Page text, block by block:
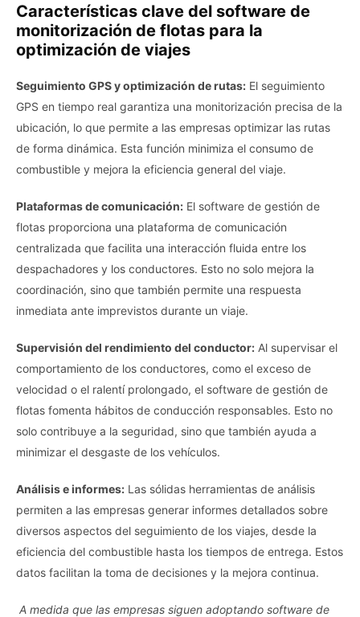
Características clave del software de
monitorización de flotas para la
optimización de viajes
Seguimiento GPS y optimización de rutas: El seguimiento
GPS en tiempo real garantiza una monitorización precisa de la
ubicación, lo que permite a las empresas optimizar las rutas
de forma dinámica. Esta función minimiza el consumo de
combustible y mejora la eficiencia general del viaje.
Plataformas de comunicación: El software de gestión de
flotas proporciona una plataforma de comunicación
centralizada que facilita una interacción fluida entre los
despachadores y los conductores. Esto no solo mejora la
coordinación, sino que también permite una respuesta
inmediata ante imprevistos durante un viaje.
Supervisión del rendimiento del conductor: Al supervisar el
comportamiento de los conductores, como el exceso de
velocidad o el ralentí prolongado, el software de gestión de
flotas fomenta hábitos de conducción responsables. Esto no
solo contribuye a la seguridad, sino que también ayuda a
minimizar el desgaste de los vehículos.
Análisis e informes: Las sólidas herramientas de análisis
permiten a las empresas generar informes detallados sobre
diversos aspectos del seguimiento de los viajes, desde la
eficiencia del combustible hasta los tiempos de entrega. Estos
datos facilitan la toma de decisiones y la mejora continua.
A medida que las empresas siguen adoptando software de